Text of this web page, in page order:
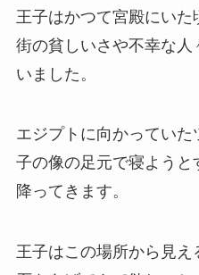
王子はかつて宮殿にい
街の貧しいさや不幸な
いました。
エジプトに向かってい
子の像の足元で寝よう
降ってきます。
王子はこの場所から見